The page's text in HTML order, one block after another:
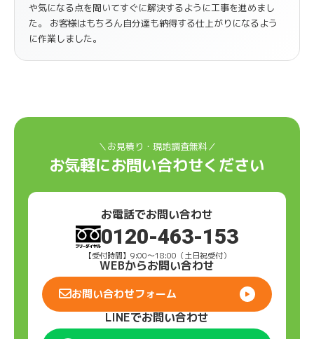
や気になる点を聞いてすぐに解決するように工事を進めまし
た。 お客様はもちろん自分達も納得する仕上がりになるよう
に作業しました。
＼お見積り・現地調査無料／
お気軽にお問い合わせください
お電話でお問い合わせ
0120-463-153
【受付時間】9:00〜18:00（土日祝受付）
WEBからお問い合わせ
お問い合わせフォーム
LINEでお問い合わせ